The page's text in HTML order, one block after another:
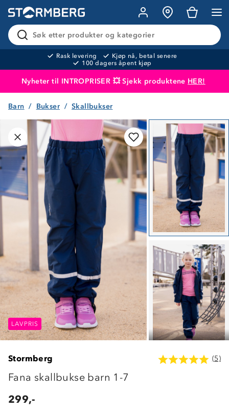
Søk etter produkter og kategorier
Rask levering
Kjøp nå, betal senere
100 dagers åpent kjøp
Nyheter til INTROPRISER 💥 Sjekk produktene HER!
Produktet er lagt i handlekurven
Barn Bukser Skallbukser
LAVPRIS LAVPRIS
LAVPRIS
Stormberg (5)
Fana skallbukse barn 1-7
299,-